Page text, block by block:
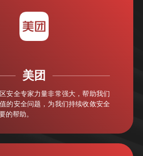
美团
安全专家力量非常强大，帮助我们
的安全问题，为我们持续收敛安全
的帮助。